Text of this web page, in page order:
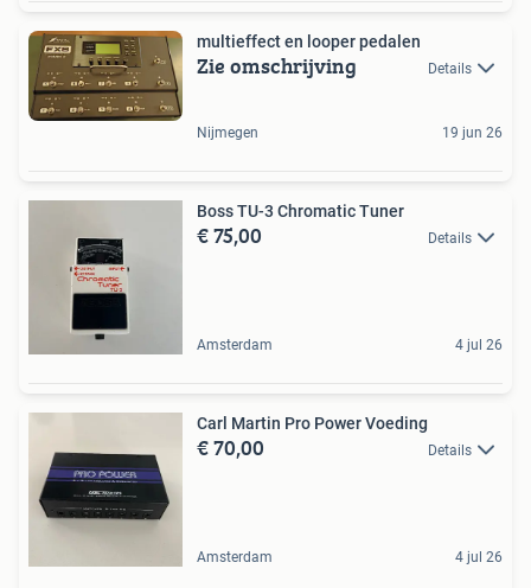
multieffect en looper pedalen
Zie omschrijving Details
Nijmegen 19 jun 26
Boss TU-3 Chromatic Tuner
€ 75,00 Details
Amsterdam 4 jul 26
Carl Martin Pro Power Voeding
€ 70,00 Details
Amsterdam 4 jul 26